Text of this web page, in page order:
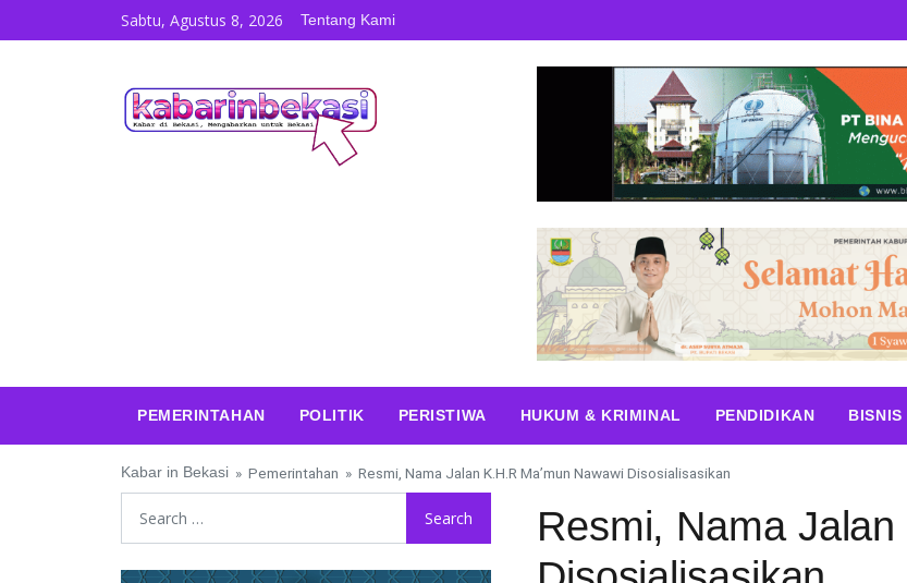
Skip to contentSabtu, Agustus 8, 2026 Tentang Kami
PEMERINTAHAN POLITIK PERISTIWA HUKUM & KRIMINAL PENDIDIKAN BISNIS
Kabar in Bekasi » Pemerintahan » Resmi, Nama Jalan K.H.R Ma’mun Nawawi Disosialisasikan
Resmi, Nama Jalan